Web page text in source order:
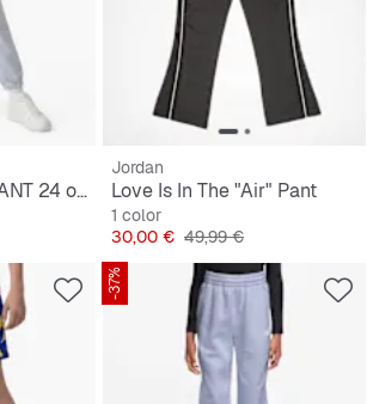
W J BRKLN FLC PANT 24 orchid/black
Jordan
Love Is In The "Air" Pant
1 color
Precio
30,00 € Precio original
49,99 €
-37%